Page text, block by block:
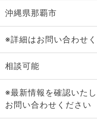
沖縄県那覇市
※詳細はお問い合わせ
相談可能
※最新情報を確認いた
お問い合わせください